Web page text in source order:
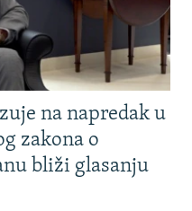
na napredak u
zakona o
bliži glasanju